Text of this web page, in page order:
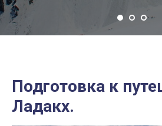
Подготовка к
Ладакх.